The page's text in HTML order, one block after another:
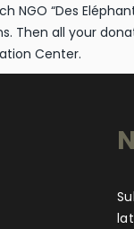
NGO “Des
Then all your
Center.